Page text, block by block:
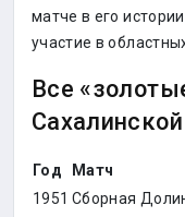
матче в его
участие в
Все
Год Матч
1951 Сборная